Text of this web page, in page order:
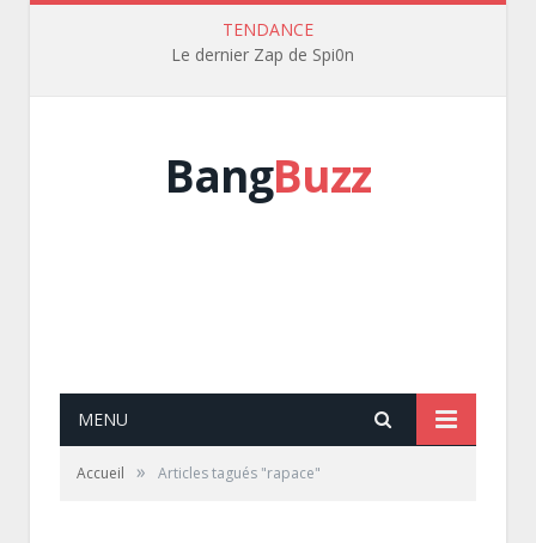
TENDANCE
Le dernier Zap de Spi0n
BangBuzz
MENU
Accueil » Articles tagués "rapace"